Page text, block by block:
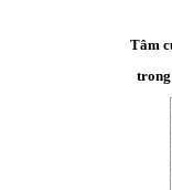
Tâm
trong